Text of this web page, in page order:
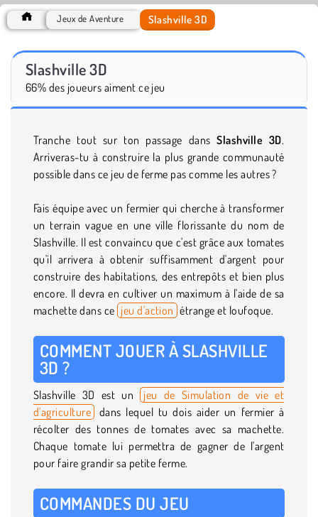
Jeux de Aventure Slashville 3D
Slashville 3D
66% des joueurs aiment ce jeu
Tranche tout sur ton passage dansSlashville 3D.
Arriveras-tu à construire la plus grande communauté
possible dans ce jeu de ferme pas comme les autres ?
Fais équipe avec un fermier qui cherche à transformer
un terrain vague en une ville florissante du nom de
Slashville. Il est convaincu que c'est grâce aux tomates
qu'il arrivera à obtenir suffisamment d'argent pour
construire des habitations, des entrepôts et bien plus
encore. Il devra en cultiver un maximum à l'aide de sa
machette dans ce jeu d'action étrange et loufoque.
COMMENT JOUER À SLASHVILLE
3D ?
Slashville 3D est un jeu de Simulation de vie et
d'agriculture dans lequel tu dois aider un fermier à
récolter des tonnes de tomates avec sa machette.
Chaque tomate lui permettra de gagner de l'argent
pour faire grandir sa petite ferme.
COMMANDES DU JEU